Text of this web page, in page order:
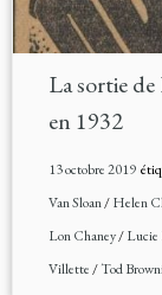
La sortie
en 1932
13 octobre 2019
Van Sloan/Helen
Lon Chaney/Lucie
Villette/Tod